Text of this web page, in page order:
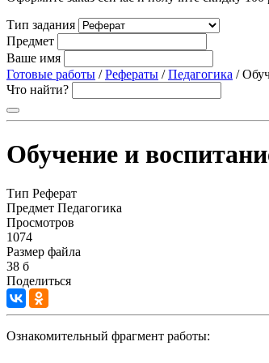
Тип задания
Предмет
Ваше имя
Готовые работы /Рефераты /Педагогика /
Что найти?
Обучение и
Тип Реферат
Предмет Педагогика
Просмотров
1074
Размер файла
38 б
Поделиться
Ознакомительный фрагмент работы: